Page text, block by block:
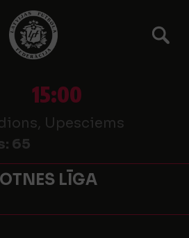
15:00
Upesciems
65
LĪGA